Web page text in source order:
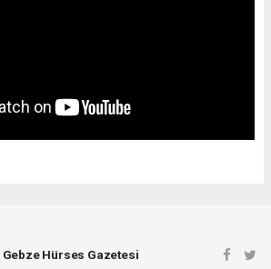
Gebze Hürses Gazetesi